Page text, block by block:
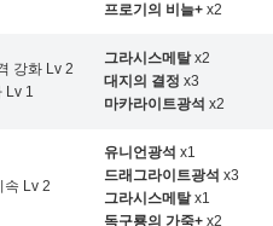
프로기의 비늘+ x2
강화 Lv 2
Lv 1
그라시스메탈x2
대지의 결정 x3
마카라이트광석 x2
속 Lv 2
유니언광석 x1
드래그라이트광석 x3
그라시스메탈x1
독구룡의 가죽+ x2